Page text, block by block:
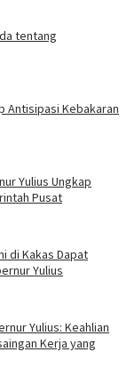
tentang
Antisipasi Kebakaran
Yulius Ungkap
Pusat
di Kakas Dapat
Yulius
Yulius: Keahlian
Kerja yang